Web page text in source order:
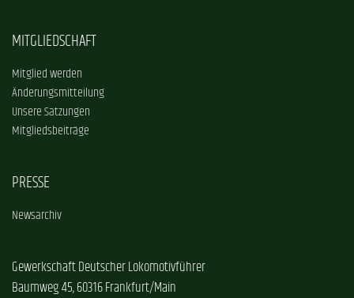
MITGLIEDSCHAFT
Mitglied werden
Änderungsmitteilung
Unsere Satzungen
Mitgliedsbeiträge
PRESSE
Newsarchiv
Gewerkschaft Deutscher Lokomotivführer
Baumweg 45, 60316 Frankfurt/Main